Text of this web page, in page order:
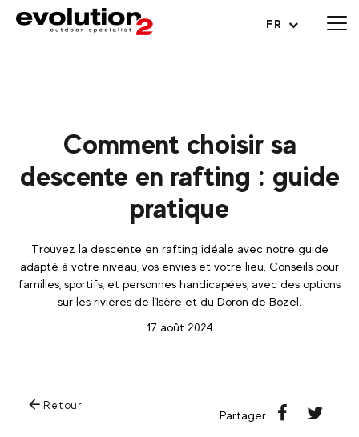
FR
Ouvrir le menu
Comment choisir sa
descente en rafting : guide
pratique
Trouvez la descente en rafting idéale avec notre guide
adapté à votre niveau, vos envies et votre lieu. Conseils pour
familles, sportifs, et personnes handicapées, avec des options
sur les rivières de l'Isère et du Doron de Bozel.
17 août 2024
Retour
Partager